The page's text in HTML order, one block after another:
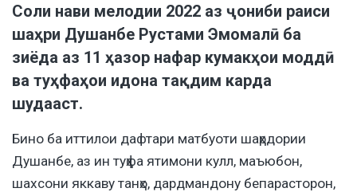
Cоли нави мелодии 2022 аз ҷониби раиси
шаҳри Душанбе Рустами Эмомалӣ ба
зиёда аз 11 ҳазор нафар кумакҳои моддӣ
ва туҳфаҳои идона тақдим карда
шудааст.
Бино ба иттилои дафтари матбуоти шаҳрдории
Душанбе, аз ин туҳфа ятимони кулл, маъюбон,
шахсони яккаву танҳо, дардмандону бепарасторон,